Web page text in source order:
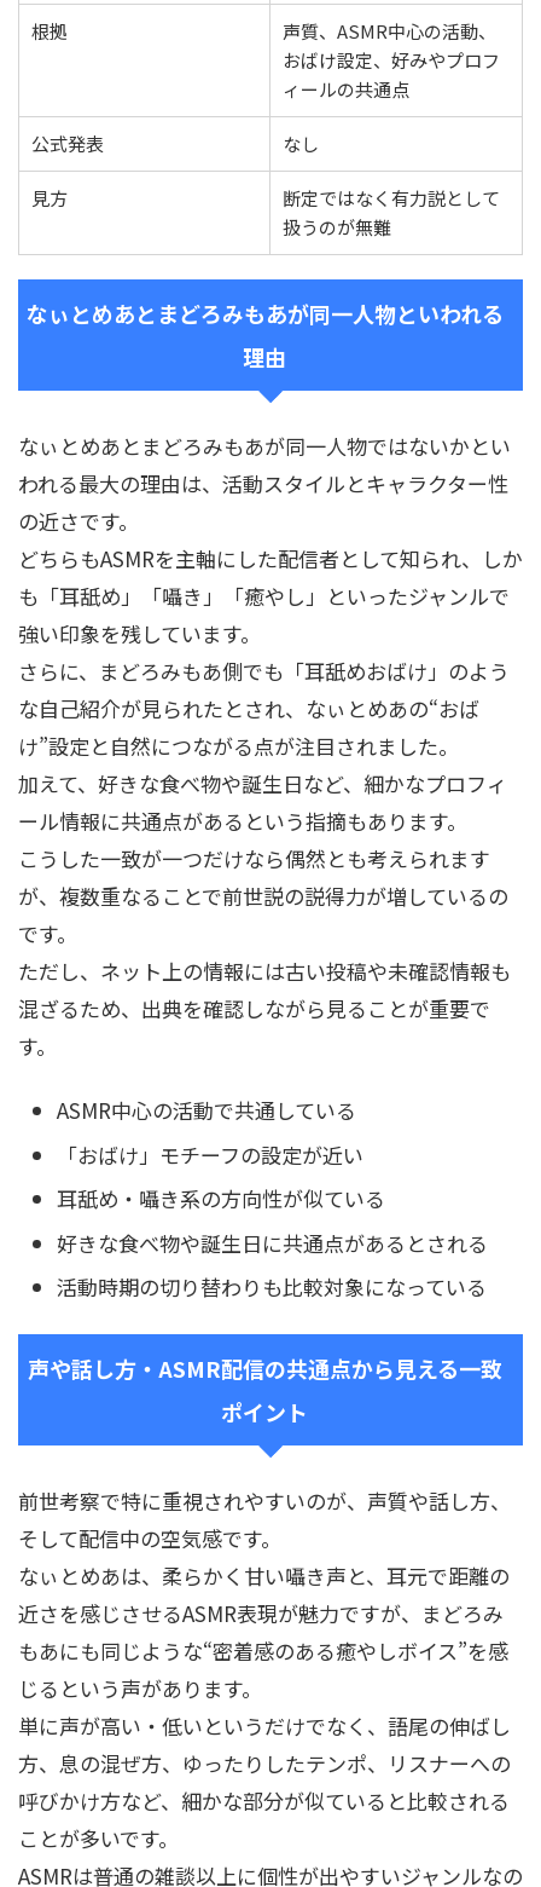
根拠
声質、ASMR中心の活動、
おばけ設定、好みやプロフ
ィールの共通点
公式発表 なし
見方
断定ではなく有力説として
扱うのが無難
なぃとめあとまどろみもあが同一人物といわれる
理由
なぃとめあとまどろみもあが同一人物ではないかとい
われる最大の理由は、活動スタイルとキャラクター性
の近さです。
どちらもASMRを主軸にした配信者として知られ、しか
も「耳舐め」「囁き」「癒やし」といったジャンルで
強い印象を残しています。
さらに、まどろみもあ側でも「耳舐めおばけ」のよう
な自己紹介が見られたとされ、なぃとめあの“おば
け”設定と自然につながる点が注目されました。
加えて、好きな食べ物や誕生日など、細かなプロフィ
ール情報に共通点があるという指摘もあります。
こうした一致が一つだけなら偶然とも考えられます
が、複数重なることで前世説の説得力が増しているの
です。
ただし、ネット上の情報には古い投稿や未確認情報も
混ざるため、出典を確認しながら見ることが重要で
す。
ASMR中心の活動で共通している
「おばけ」モチーフの設定が近い
耳舐め・囁き系の方向性が似ている
好きな食べ物や誕生日に共通点があるとされる
活動時期の切り替わりも比較対象になっている
声や話し方・ASMR配信の共通点から見える一致
ポイント
前世考察で特に重視されやすいのが、声質や話し方、
そして配信中の空気感です。
なぃとめあは、柔らかく甘い囁き声と、耳元で距離の
近さを感じさせるASMR表現が魅力ですが、まどろみ
もあにも同じような“密着感のある癒やしボイス”を感
じるという声があります。
単に声が高い・低いというだけでなく、語尾の伸ばし
方、息の混ぜ方、ゆったりしたテンポ、リスナーへの
呼びかけ方など、細かな部分が似ていると比較される
ことが多いです。
ASMRは普通の雑談以上に個性が出やすいジャンルなの